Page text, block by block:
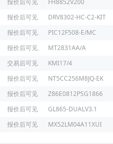
报价后可见
FH8852V200
报价后可见
DRV8302-HC-C2-KIT
报价后可见
PIC12F508-E/MC
报价后可见
MT2831AA/A
交易后可见
KMI17/4
报价后可见
NT5CC256M8JQ-EK
报价后可见
Z86E0812PSG1866
报价后可见
GL865-DUALV3.1
报价后可见 MX52LM04A11XUI